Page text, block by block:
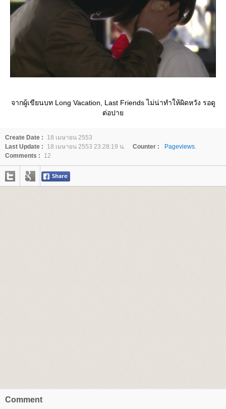
จากผู้เขียนบท Long Vacation, Last Friends ไม่น่าทำให้ผิดหวัง รอดู
ต่อปา
Create Date :
18 เมษายน 2553
Last Update :
18 เมษายน 2553 23:28:19 น. Counter :
Pageviews.
Comments :
12
Comment